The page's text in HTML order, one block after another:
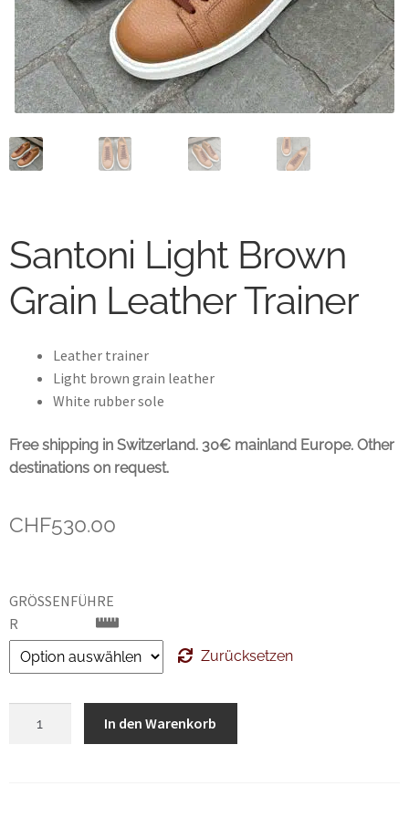
My account
News and events
Privacy Policy
Refund and Returns Policy
Services
Shop
Unsere Geschichte
Unsere marken
Santoni Light Brown
Grain Leather Trainer
Leather trainer
Light brown grain leather
White rubber sole
Free shipping in Switzerland. 30€ mainland Europe. Other
destinations on request.
CHF530.00
GRÖSSENFÜHRER
Zurücksetzen
In den Warenkorb